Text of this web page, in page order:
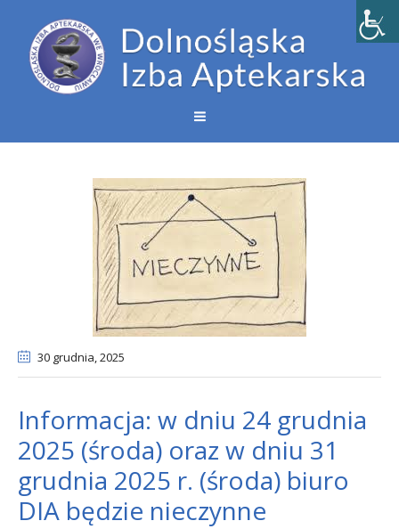
30 grudnia, 2025
Informacja: w dniu 24 grudnia
2025 (środa) oraz w dniu 31
grudnia 2025 r. (środa) biuro
DIA będzie nieczynne